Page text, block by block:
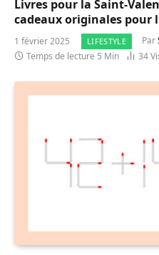
Livres pour la Saint-
cadeaux originales pour
1 février 2025 LIFESTYLE Par
Temps de lecture 5 Min
34